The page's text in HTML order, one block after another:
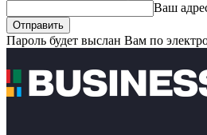
Ваш
Пароль будет выслан Вам по